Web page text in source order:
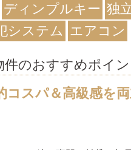
ディンプルキー 独
システム エアコン
件のおすすめポイ
コスパ＆高級感を